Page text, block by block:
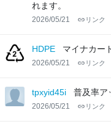
れます。
2026/05/21 リンク
HDPE マイナカー
2026/05/21 リンク
tpxyid45i 普及率ア
2026/05/21 リンク